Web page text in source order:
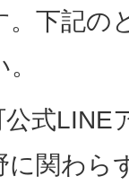
下記の
公式
に関わら